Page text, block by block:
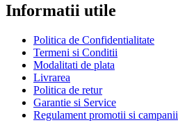
Informatii utile
Politica de Confidentialitate
Termeni si Conditii
Modalitati de plata
Livrarea
Politica de retur
Garantie si Service
Regulament promotii si campanii